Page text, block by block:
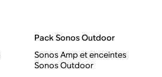
Pack Sonos Outdoor
Sonos Amp et enceintes
Sonos Outdoor